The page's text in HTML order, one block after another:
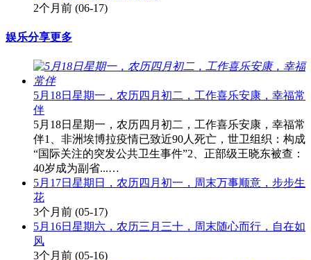
2个月前 (06-17)
娱乐分享更多
5月18日星期一，农历四月初二，工作喜乐安康，幸福常
伴
5月18日星期一，农历四月初二，工作喜乐安康，幸福常
伴1、非洲埃博拉疫情已致近90人死亡，世卫组织：构成
“国际关注的突发公共卫生事件”2、正部级王晓东被查：
40岁成为副省...…
5月17日星期日，农历四月初一，周末万事顺意，步步生
花
3个月前 (05-17)
5月16日星期六，农历三月三十，周末随心而行，自在如
风
3个月前 (05-16)